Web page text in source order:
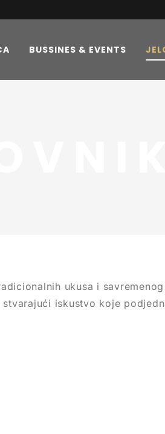
BUSSINES & EVENTS
ukusa i
iskustvo koje